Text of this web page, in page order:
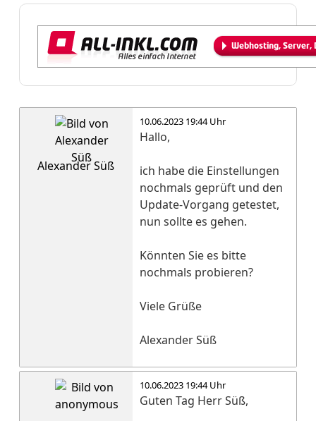
Alexander Süß
10.06.2023 19:44 Uhr
Hallo,
ich habe die Einstellungen
nochmals geprüft und den
Update-Vorgang getestet,
nun sollte es gehen.
Könnten Sie es bitte
nochmals probieren?
Viele Grüße
Alexander Süß
10.06.2023 19:44 Uhr
Guten Tag Herr Süß,